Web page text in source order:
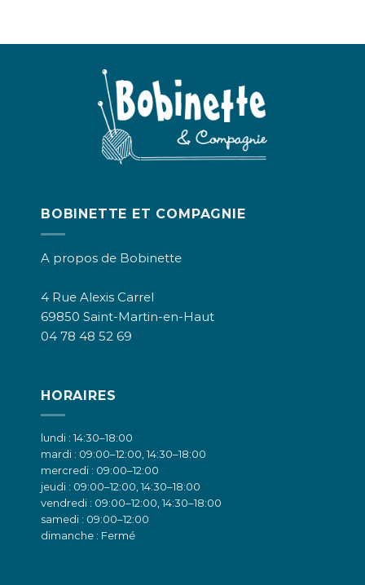
BOBINETTE ET COMPAGNIE
A propos de Bobinette
4 Rue Alexis Carrel
69850 Saint-Martin-en-Haut
04 78 48 52 69
HORAIRES
lundi : 14:30–18:00
mardi : 09:00–12:00, 14:30–18:00
mercredi : 09:00–12:00
jeudi : 09:00–12:00, 14:30–18:00
vendredi : 09:00–12:00, 14:30–18:00
samedi : 09:00–12:00
dimanche : Fermé